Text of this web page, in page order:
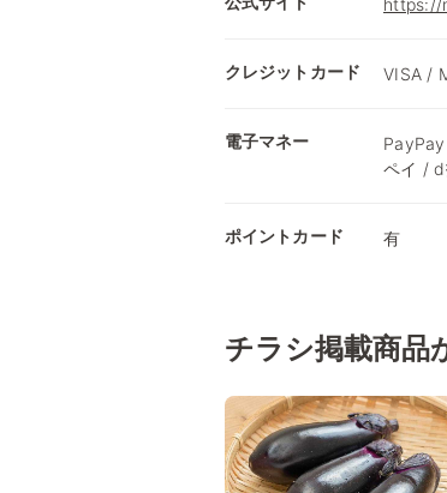
https://
クレジットカード VISA /
電子マネー
ペイ / d
ポイントカード 有
チラシ掲載商品